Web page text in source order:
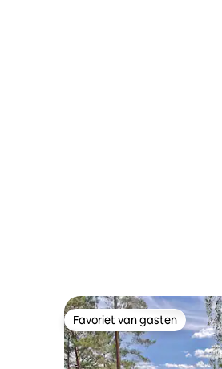
Favoriet van gasten
Favoriet van gasten